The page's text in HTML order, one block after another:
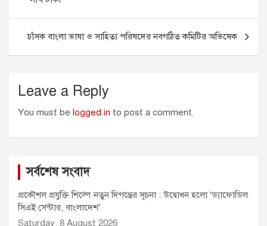
e
r
p
চাঁসক বাংলা ভাষা ও সাহিত্য পরিষদের নবগঠিত কমিটির অভিষেক
Leave a Reply
You must be logged in to post a comment.
সর্বশেষ সংবাদ
প্রকৌশল প্রযুক্তি শিল্পে নতুন দিগন্তের সূচনা : উদ্বোধন হলো ‘ড্যাফোডিল
সিএই সেন্টার, বাংলাদেশ’
Saturday, 8 August 2026